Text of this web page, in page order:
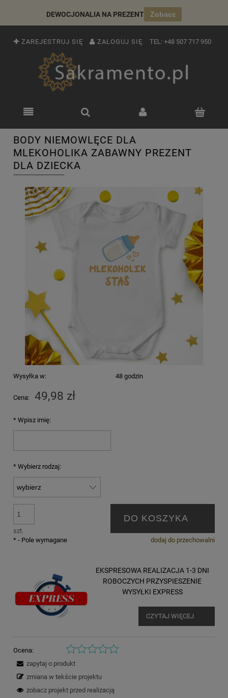
DEWOCJONALIA NA PREZENT Zobacz
ZAREJESTRUJ SIĘ ZALOGUJ SIĘ TEL: +48 507 717 950
BODY NIEMOWLĘCE DLA
MLEKOHOLIKA ZABAWNY PREZENT
DLA DZIECKA
Wysyłka w: 48 godzin
Cena: 49,98 zł
* Wpisz imię:
* Wybierz rodzaj:
szt.
DO KOSZYKA
dodaj do przechowalni
* - Pole wymagane
EKSPRESOWA REALIZACJA 1-3 DNI
ROBOCZYCH PRZYSPIESZENIE
WYSYŁKI EXPRESS
CZYTAJ WIĘCEJ
Ocena:
zapytaj o produkt
zmiana w tekście projektu
zobacz projekt przed realizacją